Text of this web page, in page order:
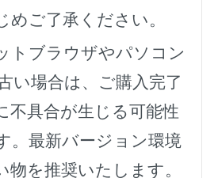
めご了承ください。
トブラウザやパソコン
い場合は、ご購入完了
不具合が生じる可能性
。最新バージョン環境
物を推奨いたします。